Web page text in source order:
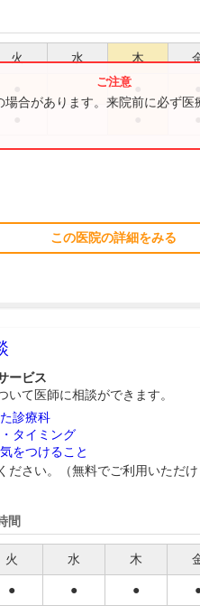
火 水 木
合があります。来院前に必ず医
この医院の詳細をみる
ービス
いて医師に相談ができます。
診療科
タイミング
をつけること
ださい。（無料でご利用いただけ
間
火 水 木
● ● ●